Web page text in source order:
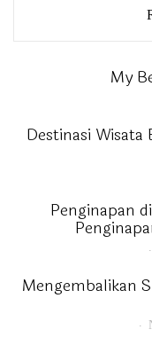
My
Destinasi
Penginapan
Mengembalikan